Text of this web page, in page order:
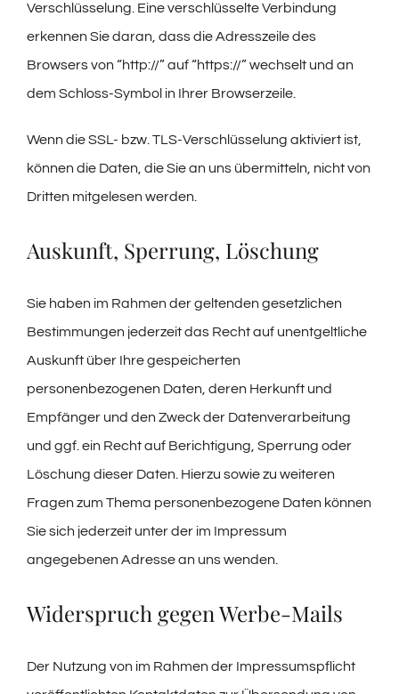
Verschlüsselung. Eine verschlüsselte Verbindung
erkennen Sie daran, dass die Adresszeile des
Browsers von “http://” auf “https://” wechselt und an
dem Schloss-Symbol in Ihrer Browserzeile.
Wenn die SSL- bzw. TLS-Verschlüsselung aktiviert ist,
können die Daten, die Sie an uns übermitteln, nicht von
Dritten mitgelesen werden.
Auskunft, Sperrung, Löschung
Sie haben im Rahmen der geltenden gesetzlichen
Bestimmungen jederzeit das Recht auf unentgeltliche
Auskunft über Ihre gespeicherten
personenbezogenen Daten, deren Herkunft und
Empfänger und den Zweck der Datenverarbeitung
und ggf. ein Recht auf Berichtigung, Sperrung oder
Löschung dieser Daten. Hierzu sowie zu weiteren
Fragen zum Thema personenbezogene Daten können
Sie sich jederzeit unter der im Impressum
angegebenen Adresse an uns wenden.
Widerspruch gegen Werbe-Mails
Der Nutzung von im Rahmen der Impressumspflicht